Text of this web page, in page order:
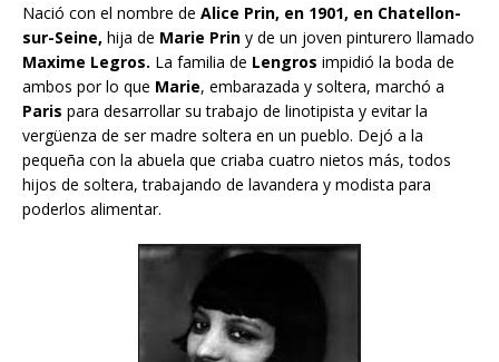
Nació con el nombre de Alice Prin, en 1901, en Chatellon-
sur-Seine, hija de Marie Prin y de un joven pinturero llamado
Maxime Legros. La familia de Lengros impidió la boda de
ambos por lo que Marie, embarazada y soltera, marchó a
Paris para desarrollar su trabajo de linotipista y evitar la
vergüenza de ser madre soltera en un pueblo. Dejó a la
pequeña con la abuela que criaba cuatro nietos más, todos
hijos de soltera, trabajando de lavandera y modista para
poderlos alimentar.